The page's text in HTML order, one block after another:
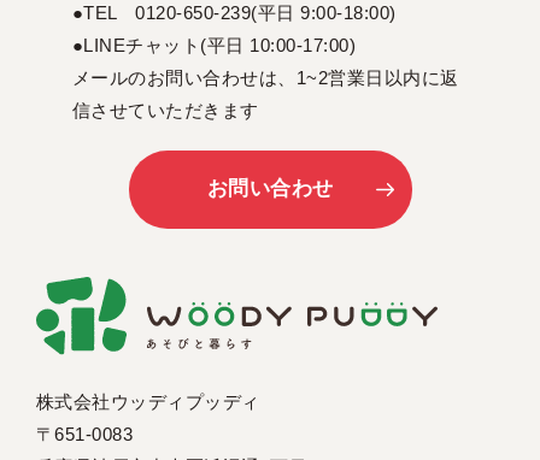
株式会社ウッディプッディ
〒651-0083
●TEL 0120-650-239(平日 9:00-18:00)
●LINEチャット(平日 10:00-17:00)
メールのお問い合わせは、1~2営業日以内に返
信させていただきます
お問い合わせ